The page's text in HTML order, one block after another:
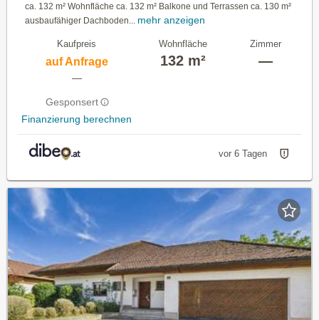
ca. 132 m² Wohnfläche ca. 132 m² Balkone und Terrassen ca. 130 m²
ausbaufähiger Dachboden...
mehr anzeigen
Kaufpreis
auf Anfrage
—
Gesponsert
Finanzierung berechnen
Wohnfläche
132 m²
Zimmer
—
vor 6 Tagen